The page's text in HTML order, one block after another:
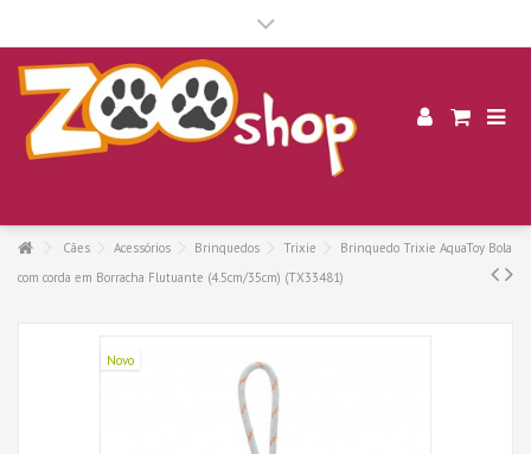
Cães Acessórios Brinquedos Trixie
Brinquedo Trixie AquaToy Bola
com corda em Borracha Flutuante (4.5cm/35cm) (TX33481)
Novo